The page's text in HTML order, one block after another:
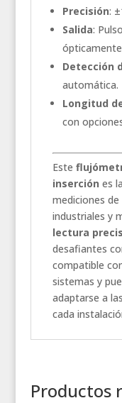
Precisión:
Salida:
Detección
automática.
Longitud
con
Este
inserción es
mediciones de
industriales y
lectura
desafiantes
compatible
sistemas y
adaptarse a
cada
Productos